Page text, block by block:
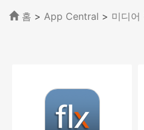
홈 > App Central > 미디어